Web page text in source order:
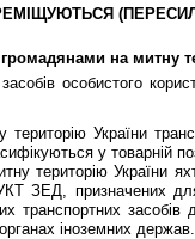
на митну
особистого
України
у товарнiй
територiю України
ЗЕД, призначених
транспортних засобiв
iноземних держав.